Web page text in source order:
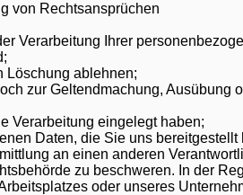
von Rechtsansprüchen
Verarbeitung Ihrer
Löschung ablehnen;
zur Geltendmachung, Ausübung
Verarbeitung eingelegt haben;
Daten, die Sie uns
an einen anderen
zu beschweren. In der
oder unseres